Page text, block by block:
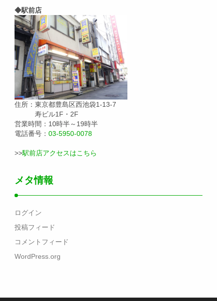
◆駅前店
住所：東京都豊島区西池袋1-13-7
寿ビル1F・2F
営業時間：10時半～19時半
電話番号： 03-5950-0078
>>駅前店アクセスはこちら
メタ情報
ログイン
投稿フィード
コメントフィード
WordPress.org